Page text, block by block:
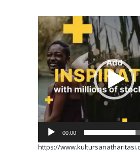
Video
oynatıcı
00:00
https://